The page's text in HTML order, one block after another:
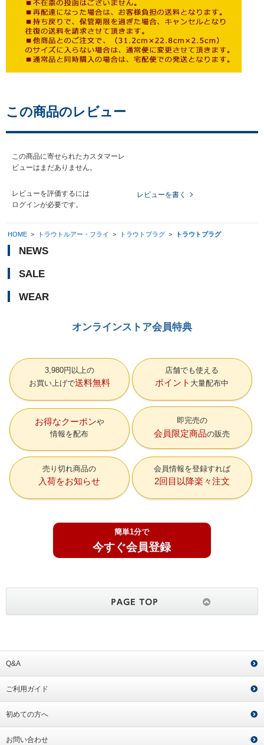
この商品のレビュー
この商品に寄せられたカスタマーレ
ビューはまだありません。
レビューを評価するには
ログインが必要です。
レビューを書く
HOME > トラウトルアー・フライ > トラウトプラグ > トラウトプラグ
NEWS
SALE
WEAR
オンラインストア会員特典
3,980円以上の
お買い上げで送料無料
店舗でも使える
ポイント 大量配布中
お得なクーポン
情報を配布
即完売の
会員限定商品の販売
売り切れ商品の
入荷をお知らせ
会員情報を登録すれば
2回目以降楽々注文
簡単1分で
今すぐ会員登録
Q&A
ご利用ガイド
初めての方へ
お問い合わせ